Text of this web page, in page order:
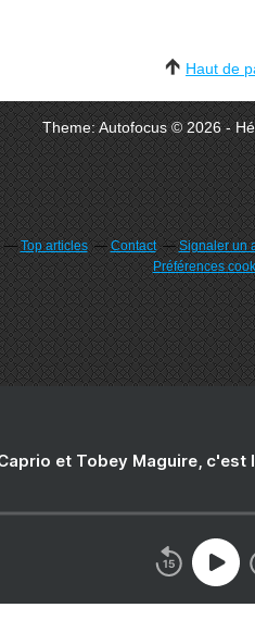
Haut de
Theme: Autofocus © 2026 -
Top articles Contact Signaler un
Préférences
et Tobey Maguire, c'est